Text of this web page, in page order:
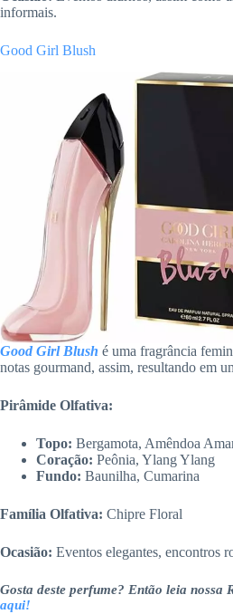
informais.
Good Girl Blush
Good Girl Blush é uma fragrância
notas gourmand, assim, resultando em
Pirâmide Olfativa:
Topo: Bergamota, Amêndoa
Coração: Peônia, Ylang Ylang
Fundo: Baunilha, Cumarina
Família Olfativa: Chipre Floral
Ocasião: Eventos elegantes, encontros
Gosta deste perfume? Então leia nossa
aqui!